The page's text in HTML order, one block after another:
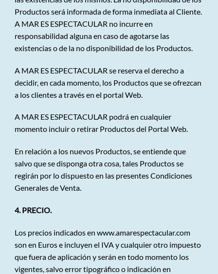
Productos será informada de forma inmediata al Cliente.
A MAR ES ESPECTACULAR no incurre en
responsabilidad alguna en caso de agotarse las
existencias o de la no disponibilidad de los Productos.
A MAR ES ESPECTACULAR se reserva el derecho a
decidir, en cada momento, los Productos que se ofrezcan
a los clientes a través en el portal Web.
A MAR ES ESPECTACULAR podrá en cualquier
momento incluir o retirar Productos del Portal Web.
En relación a los nuevos Productos, se entiende que
salvo que se disponga otra cosa, tales Productos se
regirán por lo dispuesto en las presentes Condiciones
Generales de Venta.
4. PRECIO.
Los precios indicados en www.amarespectacular.com
son en Euros e incluyen el IVA y cualquier otro impuesto
que fuera de aplicación y serán en todo momento los
vigentes, salvo error tipográfico o indicación en